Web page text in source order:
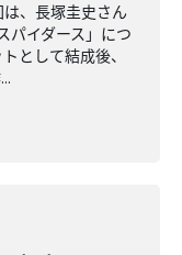
、長塚圭史さん
パイダース」につ
として結成後、